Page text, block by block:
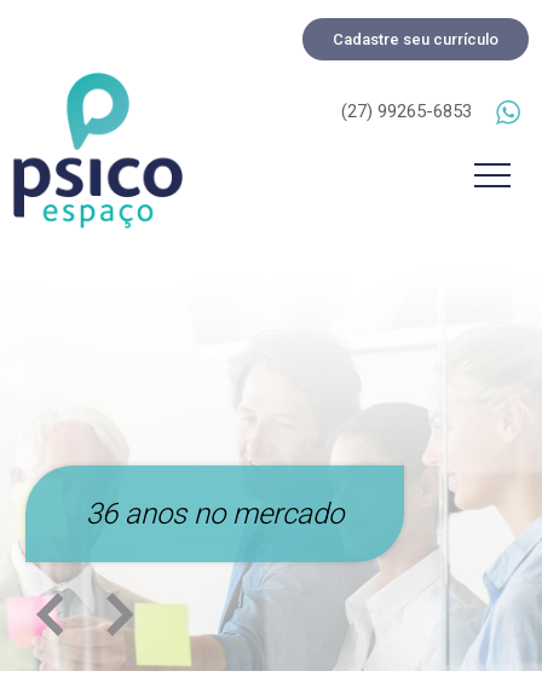
Cadastre seu currículo
(27) 99265-6853
36 anos no mercado